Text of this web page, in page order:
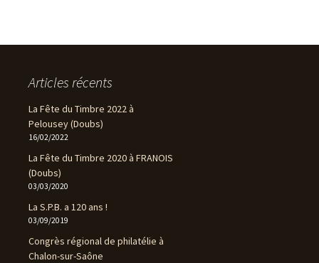
Articles récents
La Fête du Timbre 2022 à
Pelousey (Doubs)
16/02/2022
La Fête du Timbre 2020 à FRANOIS
(Doubs)
03/03/2020
La S.P.B. a 120 ans !
03/09/2019
Congrès régional de philatélie à
Chalon-sur-Saône